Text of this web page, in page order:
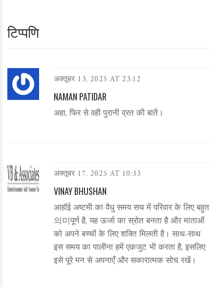
टिप्पणि
अक्तूबर 13, 2025 AT 23:12
NAMAN PATIDAR
अहा, फिर से वही पुरानी व्रत की बातें।
अक्तूबर 17, 2025 AT 10:33
VINAY BHUSHAN
आहॉई अष्टमी का वैधु समय सच में परिवार के लिए बहुत
의미पूर्ण है, यह ऊर्जा का स्रोत बनता है और माताओं
को अपने बच्चों के लिए शक्ति मिलती है। साथ‑साथ
इस समय का पालीना हमें एकजुट भी करता है, इसलिए
इसे पूरे मन से अपनाएँ और सकारात्मक सोच रखें।